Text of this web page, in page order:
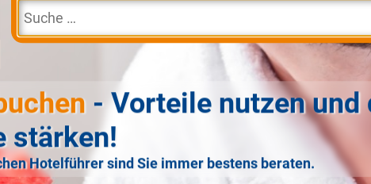
- Vorteile nutzen und
stärken!
Hotelführer sind Sie immer bestens beraten.